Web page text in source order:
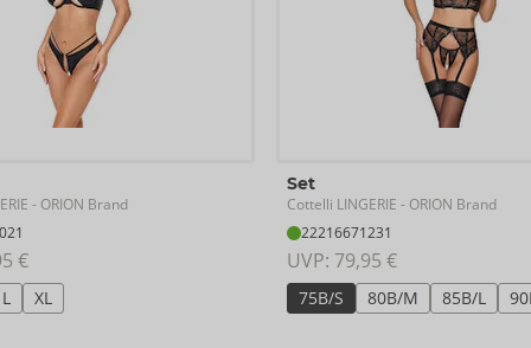
- ORION Brand
€
L XL
Set
Cottelli LINGERIE - ORION Brand
22216671231
UVP: 79,95 €
75B/S 80B/M 85B/L